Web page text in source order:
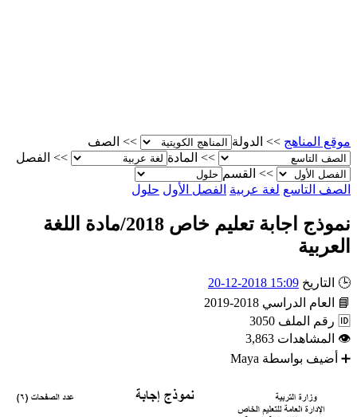
المناهج >> الدولة >> الصف
>> المادة >> الفصل
>> القسم
التاسع لغة عربية الفصل الأول حلول
نموذج اجابة تعليم خاص 2018/مادة اللغة
التاريخ 15:09 2018-12-20
العام الدراسي 2018-2019
رقم الملف 3050
المشاهدات 3,863
أضيف بواسطة Maya